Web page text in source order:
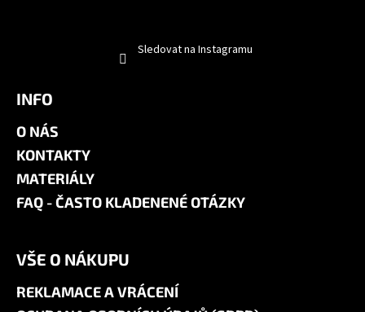
Sledovat na Instagramu
INFO
O NÁS
KONTAKTY
MATERIÁLY
FAQ - ČASTO KLADENENÉ OTÁZKY
VŠE O NÁKUPU
REKLAMACE A VRÁCENÍ